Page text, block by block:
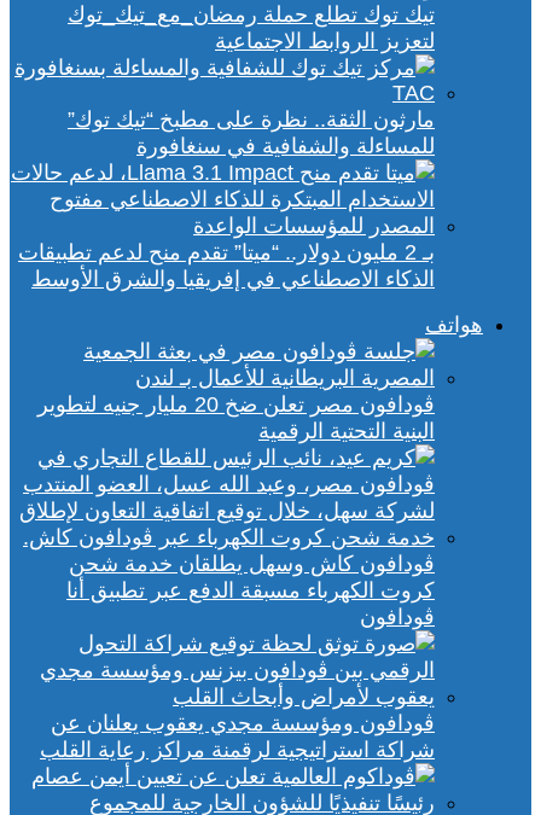
تيك توك تطلع حملة رمضان_مع_تيك_توك
لتعزيز الروابط الاجتماعية
مارثون الثقة.. نظرة على مطبخ “تيك توك”
للمساءلة والشفافية في سنغافورة
بـ 2 مليون دولار.. “ميتا” تقدم منح لدعم تطبيقات
الذكاء الاصطناعي في إفريقيا والشرق الأوسط
هواتف
ڤودافون مصر تعلن ضخ 20 مليار جنيه لتطوير
البنية التحتية الرقمية
ڤودافون كاش وسهل يطلقان خدمة شحن
كروت الكهرباء مسبقة الدفع عبر تطبيق أنا
ڤودافون
ڤودافون ومؤسسة مجدي يعقوب يعلنان عن
شراكة استراتيجية لرقمنة مراكز رعاية القلب